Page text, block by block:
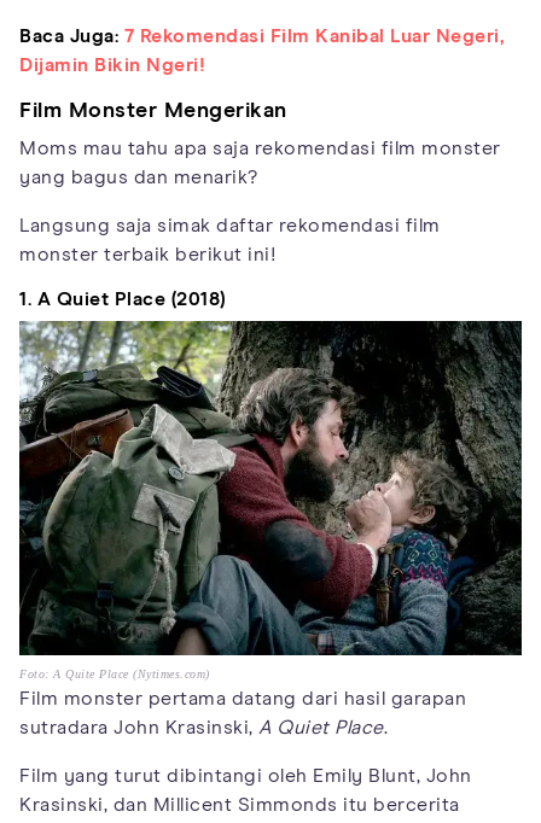
Baca Juga: 7 Rekomendasi Film Kanibal Luar Negeri,
Dijamin Bikin Ngeri!
Film Monster Mengerikan
Moms mau tahu apa saja rekomendasi film monster
yang bagus dan menarik?
Langsung saja simak daftar rekomendasi film
monster terbaik berikut ini!
1. A Quiet Place (2018)
Foto: A Quite Place (Nytimes.com)
Film monster pertama datang dari hasil garapan
sutradara John Krasinski, A Quiet Place.
Film yang turut dibintangi oleh Emily Blunt, John
Krasinski, dan Millicent Simmonds itu bercerita